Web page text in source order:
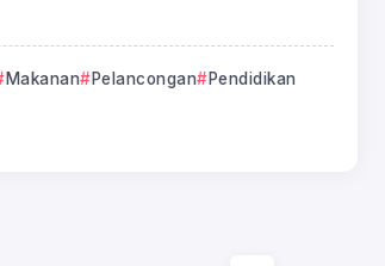
Makanan Pelancongan
Pendidikan